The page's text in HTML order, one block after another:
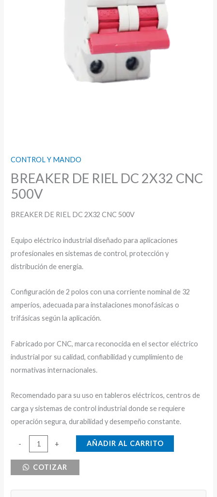
CONTROL Y MANDO
BREAKER DE RIEL DC 2X32 CNC
500V
BREAKER DE RIEL DC 2X32 CNC 500V
Equipo eléctrico industrial diseñado para aplicaciones
profesionales en sistemas de control, protección y
distribución de energía.
Configuración de 2 polos con una corriente nominal de 32
amperios, adecuada para instalaciones monofásicas o
trifásicas según la aplicación.
Fabricado por CNC, marca reconocida en el sector eléctrico
industrial por su calidad, confiabilidad y cumplimiento de
normativas internacionales.
Recomendado para su uso en tableros eléctricos, centros de
carga y sistemas de control industrial donde se requiere
operación segura, durabilidad y desempeño constante.
-
BREAKER
RIEL
+ AÑADIR AL CARRITO
COTIZAR